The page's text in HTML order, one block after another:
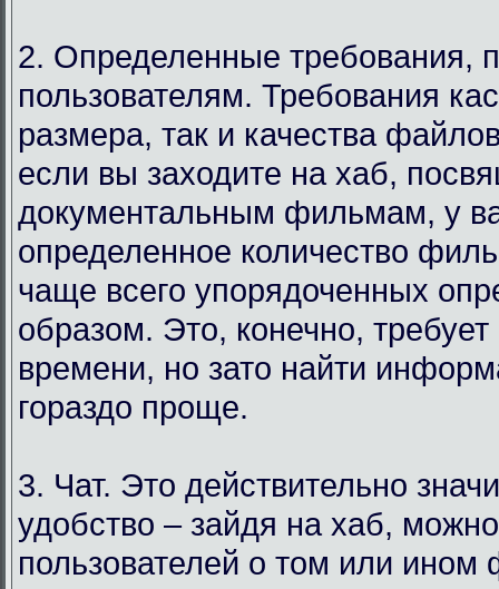
2. Определенные требования,
пользователям. Требования
размера, так и качества
если вы заходите на хаб,
документальным фильмам, у
определенное количество
чаще всего упорядоченных
образом. Это, конечно, требует
времени, но зато найти
гораздо проще.
3. Чат. Это действительно
удобство – зайдя на хаб,
пользователей о том или